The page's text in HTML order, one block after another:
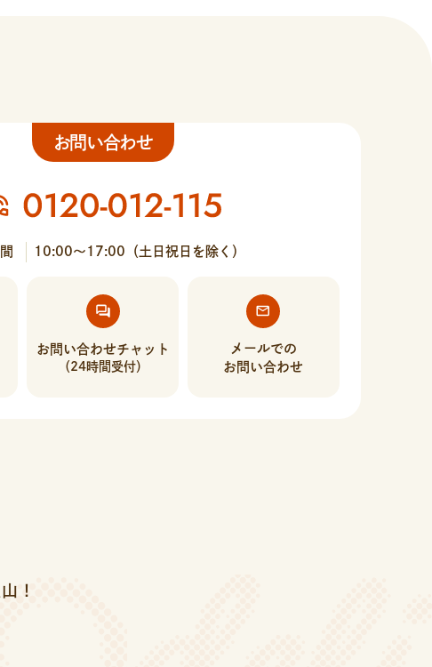
お問い合わせ
10:00〜17:00（土日祝日を除く）
お問い合わせチャット
（24時間受付）
メールでの
お問い合わせ
！